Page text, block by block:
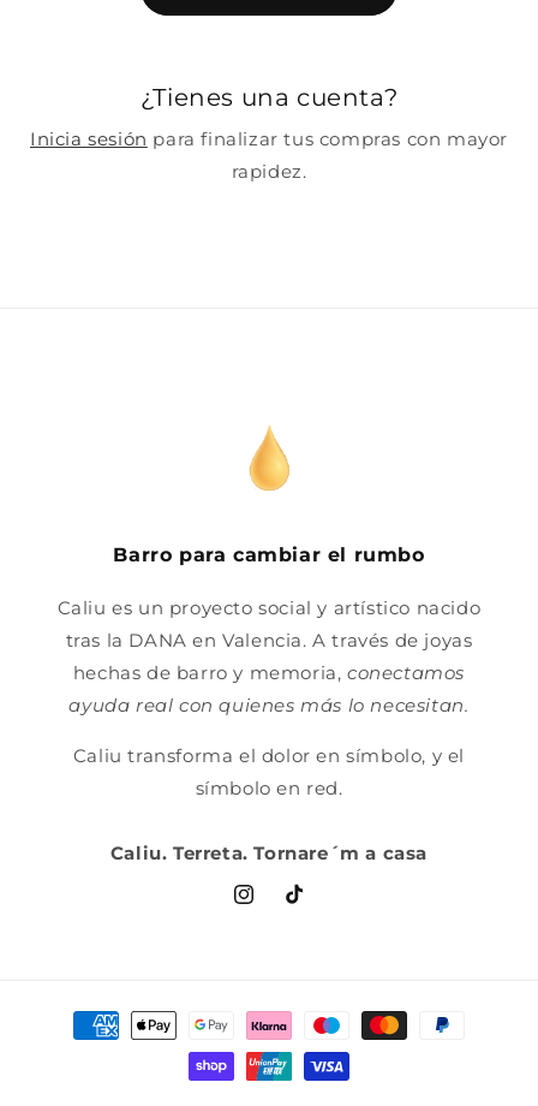
¿Tienes una cuenta?
Inicia sesión para finalizar tus compras con mayor
rapidez.
Barro para cambiar el rumbo
Caliu es un proyecto social y artístico nacido
tras la DANA en Valencia. A través de joyas
hechas de barro y memoria,conectamos
ayuda real con quienes más lo necesitan.
Caliu transforma el dolor en símbolo, y el
símbolo en red.
Caliu. Terreta. Tornare´m a casa
Instagram
TikTok
Formas